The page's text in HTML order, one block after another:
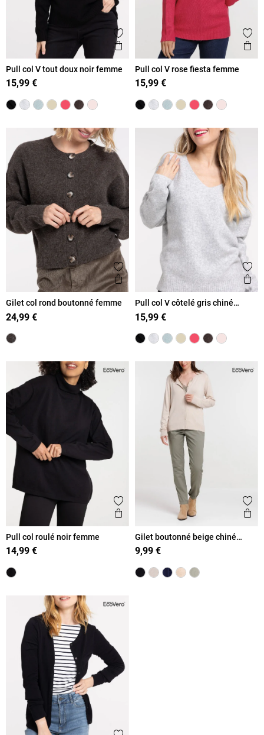
Ajouter aux favoris
Aperçu rapide
Pull col V tout doux noir femme
15,99 €
Pull col V rose fiesta femme
15,99 €
Ajouter aux favoris
Aperçu rapide
Gilet col rond boutonné femme
24,99 €
Pull col V côtelé gris chiné
femme
15,99 €
Ajouter aux favoris
Aperçu rapide
Pull col roulé noir femme
14,99 €
Gilet boutonné beige chiné
femme
9,99 €